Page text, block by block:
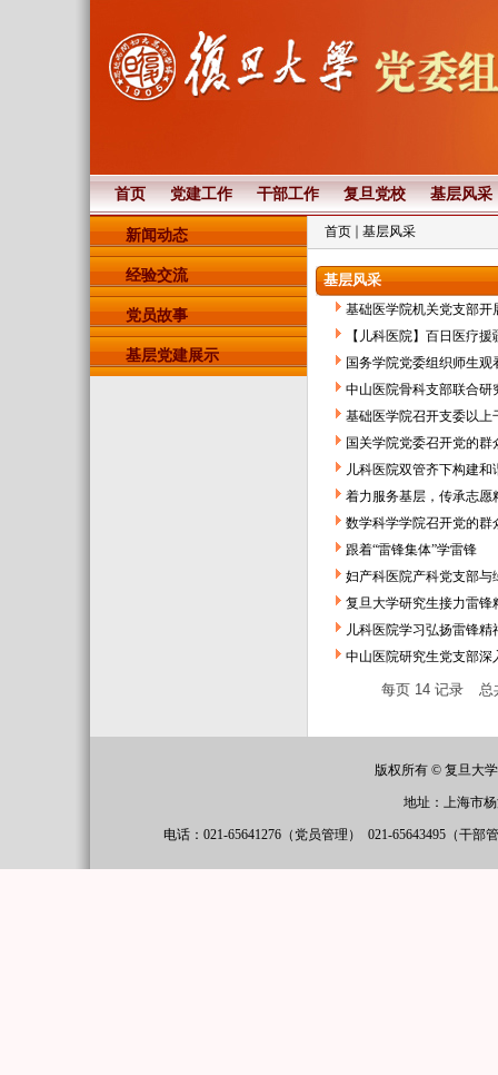
首页 党建工作 干部工作 复旦党校 基层风采
新闻动态
经验交流
党员故事
基层党建展示
首页 基层风采
基层风采
基础医学院机关党支部
【儿科医院】百日医疗
国务学院党委组织师生
中山医院骨科支部联合
基础医学院召开支委以上
国关学院党委召开党的
儿科医院双管齐下构建和
着力服务基层，传承志愿
数学科学学院召开党的
跟着“雷锋集体”学雷锋
妇产科医院产科党支部
复旦大学研究生接力雷锋
儿科医院学习弘扬雷锋
中山医院研究生党支部
每页 14 记录
版权所有 © 复旦大
地址：上海市
电话：021-65641276（党员管理） 021-65643495（干部